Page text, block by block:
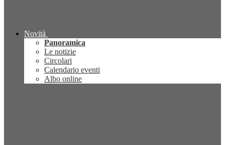
Novità
Panoramica
Le notizie
Circolari
Calendario eventi
Albo online